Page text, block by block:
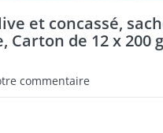
et concassé,
de 12 x 200 g
commentaire